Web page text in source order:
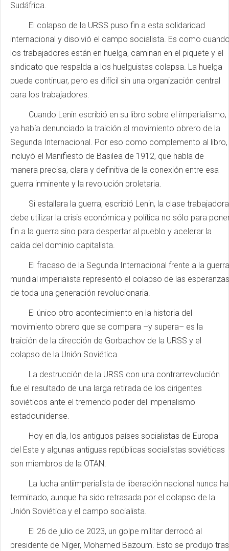
Sudáfrica.
El colapso de la URSS puso fin a esta solidaridad
internacional y disolvió el campo socialista. Es como
los trabajadores están en huelga, caminan en el piquete y el
sindicato que respalda a los huelguistas colapsa. La huelga
puede continuar, pero es difícil sin una organización central
para los trabajadores.
Cuando Lenin escribió en su libro sobre el imperialismo,
ya había denunciado la traición al movimiento obrero de la
Segunda Internacional. Por eso como complemento al libro,
incluyó el Manifiesto de Basilea de 1912, que habla de
manera precisa, clara y definitiva de la conexión entre esa
guerra inminente y la revolución proletaria.
Si estallara la guerra, escribió Lenin, la clase trabajadora
debe utilizar la crisis económica y política no sólo para
fin a la guerra sino para despertar al pueblo y acelerar la
caída del dominio capitalista.
El fracaso de la Segunda Internacional frente a la guerra
mundial imperialista representó el colapso de las esperanzas
de toda una generación revolucionaria.
El único otro acontecimiento en la historia del
movimiento obrero que se compara –y supera– es la
traición de la dirección de Gorbachov de la URSS y el
colapso de la Unión Soviética.
La destrucción de la URSS con una contrarrevolución
fue el resultado de una larga retirada de los dirigentes
soviéticos ante el tremendo poder del imperialismo
estadounidense.
Hoy en día, los antiguos países socialistas de Europa
del Este y algunas antiguas repúblicas socialistas soviéticas
son miembros de la OTAN.
La lucha antiimperialista de liberación nacional nunca ha
terminado, aunque ha sido retrasada por el colapso de la
Unión Soviética y el campo socialista.
El 26 de julio de 2023, un golpe militar derrocó al
presidente de Níger, Mohamed Bazoum. Esto se produjo tras